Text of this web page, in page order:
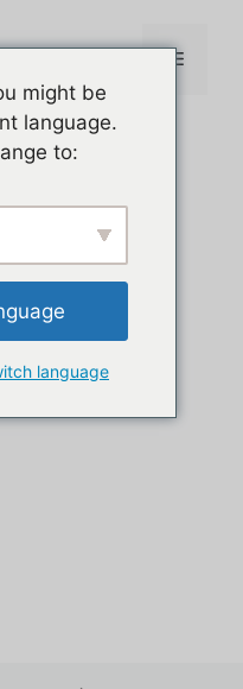
PC Menu
might be
language.
to:
language